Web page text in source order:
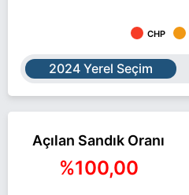
CHP
2024 Yerel Seçim
Açılan Sandık Oranı
%100,00